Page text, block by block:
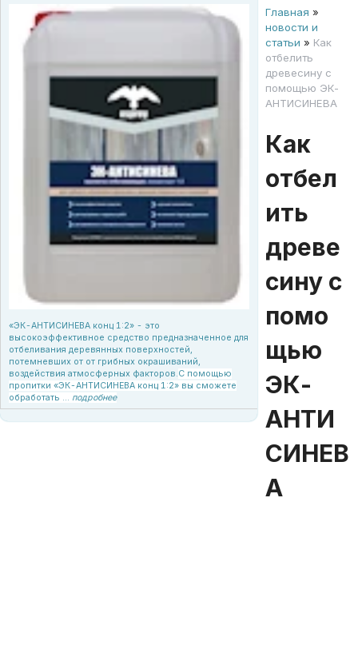
«ЭК-АНТИСИНЕВА конц 1:2» - это
высокоэффективное средство предназначенное для
отбеливания деревянных поверхностей,
потемневших от от грибных окрашиваний,
воздействия атмосферных факторов.С помощью
пропитки «ЭК-АНТИСИНЕВА конц 1:2» вы сможете
обработать ... подробнее
Главная »
новости и
статьи » Как
отбелить
древесину с
помощью ЭК-
АНТИСИНЕВА
Как
отбел
ить
древе
сину с
помо
щью
ЭК-
АНТИ
СИНЕВ
А